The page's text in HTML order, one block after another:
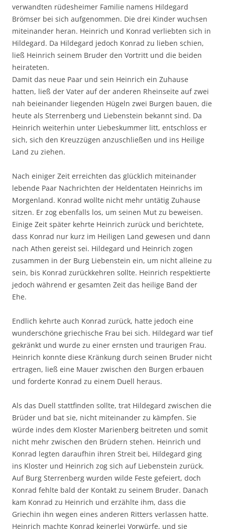
verwandten rüdesheimer Familie namens Hildegard
Brömser bei sich aufgenommen. Die drei Kinder wuchsen
miteinander heran. Heinrich und Konrad verliebten sich in
Hildegard. Da Hildegard jedoch Konrad zu lieben schien,
ließ Heinrich seinem Bruder den Vortritt und die beiden
heirateten.
Damit das neue Paar und sein Heinrich ein Zuhause
hatten, ließ der Vater auf der anderen Rheinseite auf zwei
nah beieinander liegenden Hügeln zwei Burgen bauen, die
heute als Sterrenberg und Liebenstein bekannt sind. Da
Heinrich weiterhin unter Liebeskummer litt, entschloss er
sich, sich den Kreuzzügen anzuschließen und ins Heilige
Land zu ziehen.
Nach einiger Zeit erreichten das glücklich miteinander
lebende Paar Nachrichten der Heldentaten Heinrichs im
Morgenland. Konrad wollte nicht mehr untätig Zuhause
sitzen. Er zog ebenfalls los, um seinen Mut zu beweisen.
Einige Zeit später kehrte Heinrich zurück und berichtete,
dass Konrad nur kurz im Heiligen Land gewesen und dann
nach Athen gereist sei. Hildegard und Heinrich zogen
zusammen in der Burg Liebenstein ein, um nicht alleine zu
sein, bis Konrad zurückkehren sollte. Heinrich respektierte
jedoch während er gesamten Zeit das heilige Band der
Ehe.
Endlich kehrte auch Konrad zurück, hatte jedoch eine
wunderschöne griechische Frau bei sich. Hildegard war tief
gekränkt und wurde zu einer ernsten und traurigen Frau.
Heinrich konnte diese Kränkung durch seinen Bruder nicht
ertragen, ließ eine Mauer zwischen den Burgen erbauen
und forderte Konrad zu einem Duell heraus.
Als das Duell stattfinden sollte, trat Hildegard zwischen die
Brüder und bat sie, nicht miteinander zu kämpfen. Sie
würde indes dem Kloster Marienberg beitreten und somit
nicht mehr zwischen den Brüdern stehen. Heinrich und
Konrad legten daraufhin ihren Streit bei, Hildegard ging
ins Kloster und Heinrich zog sich auf Liebenstein zurück.
Auf Burg Sterrenberg wurden wilde Feste gefeiert, doch
Konrad fehlte bald der Kontakt zu seinem Bruder. Danach
kam Konrad zu Heinrich und erzählte ihm, dass die
Griechin ihn wegen eines anderen Ritters verlassen hatte.
Heinrich machte Konrad keinerlei Vorwürfe, und sie